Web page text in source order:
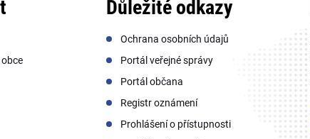
Důležité odkazy
Ochrana osobních údajů
Portál veřejné správy
Portál občana
Registr oznámení
Prohlášení o přístupnosti